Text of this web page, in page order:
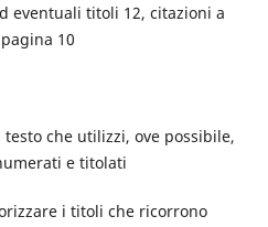
eventuali titoli 12, citazioni a
10
che utilizzi, ove possibile,
e titolati
i titoli che ricorrono